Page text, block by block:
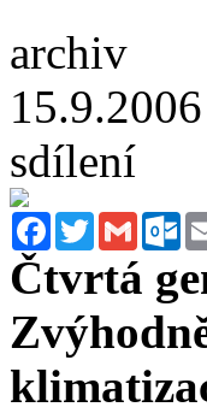
archiv
15.9.2006
sdílení
FacebookTwitterGmail
Čtvrtá